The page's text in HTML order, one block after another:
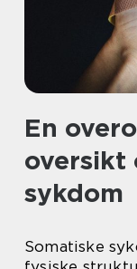
En
oversikt
sykdom
Somatiske